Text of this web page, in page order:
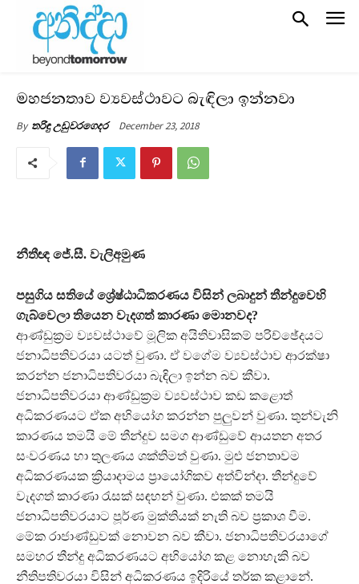
මහජනතාව ව්‍යවස්ථාවට බැඳිලා ඉන්නවා
By තරිඳු උඩුවරගෙදර December 23, 2018
නීතීඥ ජේ.සී. වැලිඅමුණ
පසුගිය සතියේ ශ්‍රේෂ්ඨාධිකරණය විසින් ලබාදුන් තීන්දුවෙහි
ගැබ්වෙලා තියෙන වැදගත් කාරණා මොනවද?
ආණ්ඩුක්‍රම ව්‍යවස්ථාවේ මූලික අයිතිවාසිකම් පරිච්ඡේදයට
ජනාධිපතිවරයා යටත් වුණා. ඒ වගේම ව්‍යවස්ථාව ආරක්ෂා
කරන්න ජනාධිපතිවරයා බැඳිලා ඉන්න බව කීවා.
ජනාධිපතිවරයා ආණ්ඩුක්‍රම ව්‍යවස්ථාව කඩ කළොත්
අධිකරණයට ඒක අභියෝග කරන්න පුලු‍වන් වුණා. තුන්වැනි
කාරණය තමයි මේ තීන්දුව සමග ආණ්ඩුවේ ආයතන අතර
සංවරණය හා තුලණය ශක්තිමත් වුණා. මුළු ජනතාවම
අධිකරණයක ක්‍රියාදාමය ප්‍රායෝගිකව අත්වින්දා. තීන්දුවේ
වැදගත් කාරණා රැසක් සඳහන් වුණා. එකක් තමයි
ජනාධිපතිවරයාට පූර්ණ මුක්තියක් නැති බව ප්‍රකාශ වීම.
මේක රාජාණ්ඩුවක් නොවන බව කීවා. ජනාධිපතිවරයාගේ
සමහර තීන්දු අධිකරණයට අභියෝග කළ නොහැකි බව
නීතිපතිවරයා විසින් අධිකරණය ඉදිරියේ තර්ක කළානේ.